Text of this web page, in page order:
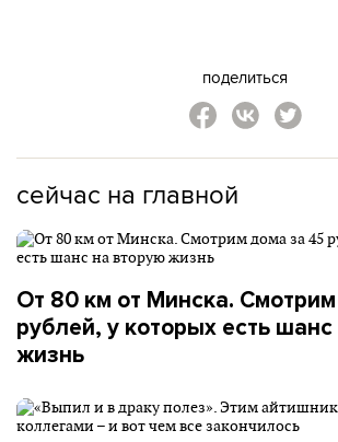
поделиться
сейчас на главной
От 80 км от Минска.
рублей, у которых есть
жизнь